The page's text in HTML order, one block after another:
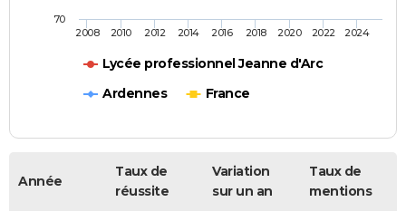
Lycée professionnel Jeanne d'Arc
Ardennes
France
2008 2010 2012 2014 2016 2018 2020 2022 2024
70
Année
Taux de
réussite
Variation
sur un an
Taux de
mentions